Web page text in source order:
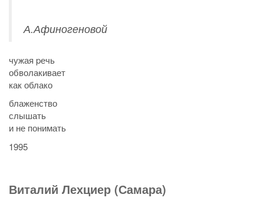
А.Афиногеновой
чужая pечь
обволакивает
как облако
блаженство
слышать
и не понимать
1995
Виталий Лехциер (Самара)